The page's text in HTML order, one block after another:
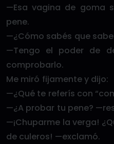
—Esa vagina de goma
pene.
—¿Cómo sabés que
—Tengo el poder de
comprobarlo.
Me miró fijamente y dijo:
—¿Qué te referís con
—¿A probar tu pene?
—¡Chuparme la verga!
de culeros! —exclamó.